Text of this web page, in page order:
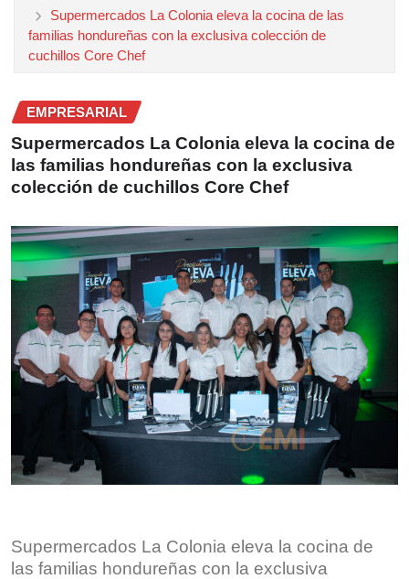
Supermercados La Colonia eleva la cocina de las
familias hondureñas con la exclusiva colección de
cuchillos Core Chef
EMPRESARIAL
Supermercados La Colonia eleva la cocina de
las familias hondureñas con la exclusiva
colección de cuchillos Core Chef
Supermercados La Colonia eleva la cocina de
las familias hondureñas con la exclusiva